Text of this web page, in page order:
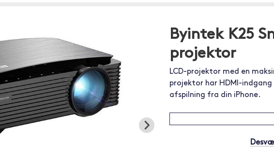
Byintek K25
projektor
LCD-projektor med en
projektor har HDMI-
afspilning fra din iPhone.